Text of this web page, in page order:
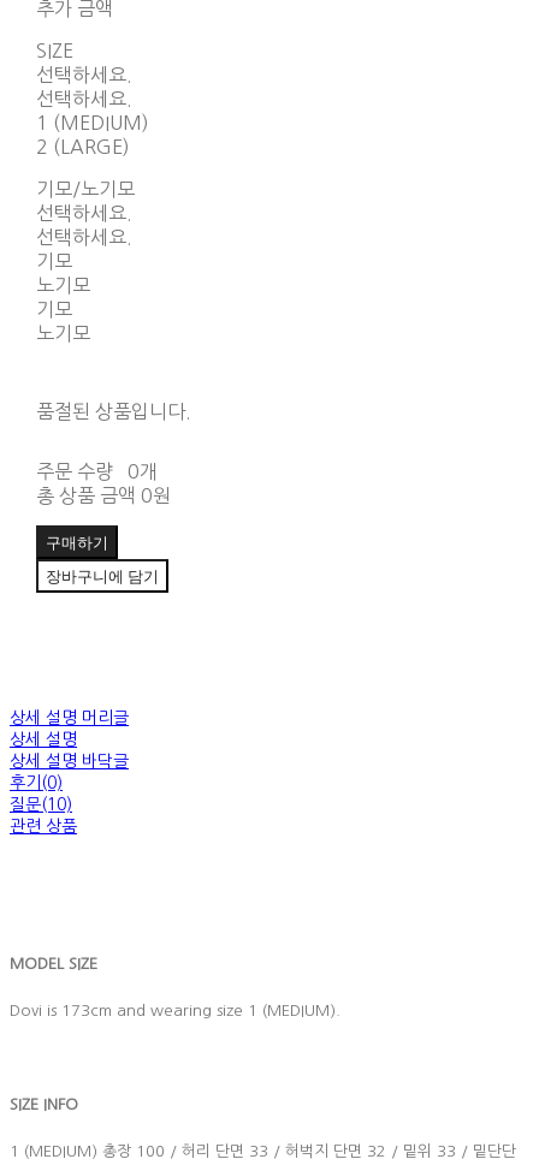
추가 금액
SIZE
선택하세요.
선택하세요.
1 (MEDIUM)
2 (LARGE)
기모/노기모
선택하세요.
선택하세요.
기모
노기모
기모
노기모
품절된 상품입니다.
주문 수량
0개
총 상품 금액 0원
구매하기
장바구니에 담기
상세 설명 머리글
상세 설명
상세 설명 바닥글
후기(0)
질문(10)
관련 상품
MODEL SIZE
Dovi is 173cm and wearing size 1 (MEDIUM).
SIZE INFO
1 (MEDIUM) 총장 100 / 허리 단면 33 / 허벅지 단면 32 / 밑위 33 / 밑단단